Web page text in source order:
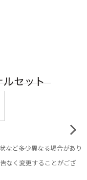
など多少異なる場合があり
なく変更することがござ